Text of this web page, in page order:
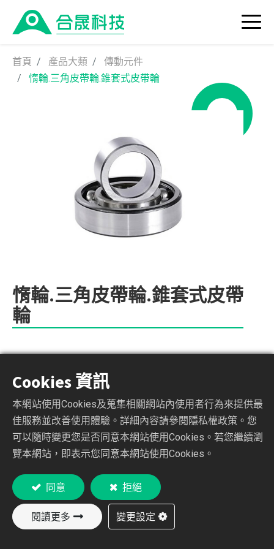
首頁 產品大類
傳動元件
惰輪.三角皮帶輪.錐套式皮帶輪
惰輪.三角皮帶輪.錐套式皮帶
輪
Description
產品說明
特長
自動調整鏈條（時規）皮帶張力、補償齒隙及
Cookies 資訊
本網站使用Cookies及蒐集相關網站內使用者行為來提供最
佳服務並改善使用體驗。詳細內容請參閱隱私權政策。您
可以隨時變更您是否同意本網站使用Cookies。若您繼續瀏
覽本網站，即表示您同意本網站使用Cookies。
同意 拒絕
閱讀更多 變更設定